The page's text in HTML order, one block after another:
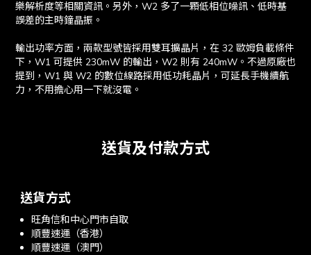
樂解析度等相關資訊。另外，W2 多了一顆低相位噪訊、低時基
誤差的主時鐘晶振。
輸出功率方面，兩款型號皆採用雙耳擴晶片，在 32 歐姆負載條件
下，W1 可提供 230mW 的輸出，W2 則有 240mW。不過原廠也
提到，W1 與 W2 的數位線路採用低功耗晶片，可延長手機續航
力，不用擔心用一下就沒電。
送貨及付款方式
送貨方式
旺角信和中心門市自取
順豐速運（香港）
順豐速運（澳門）